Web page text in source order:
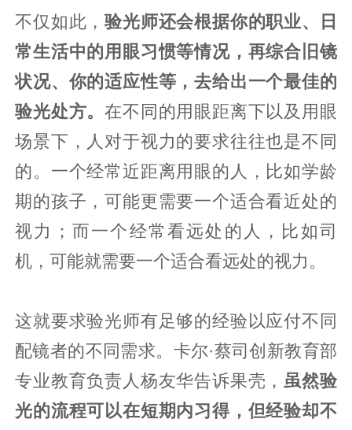
不仅如此，验光师还会根据你的职业、日
常生活中的用眼习惯等情况，再综合旧镜
状况、你的适应性等，去给出一个最佳的
验光处方。在不同的用眼距离下以及用眼
场景下，人对于视力的要求往往也是不同
的。一个经常近距离用眼的人，比如学龄
期的孩子，可能更需要一个适合看近处的
视力；而一个经常看远处的人，比如司
机，可能就需要一个适合看远处的视力。
这就要求验光师有足够的经验以应付不同
配镜者的不同需求。卡尔·蔡司创新教育部
专业教育负责人杨友华告诉果壳，虽然验
光的流程可以在短期内习得，但经验却不